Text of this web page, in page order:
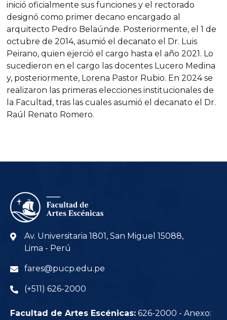
inició oficialmente sus funciones y el rectorado
designó como primer decano encargado al
arquitecto Pedro Belaúnde. Posteriormente, el 1 de
octubre de 2014, asumió el decanato el Dr. Luis
Peirano, quien ejerció el cargo hasta el año 2021. Lo
sucedieron en el cargo las docentes Lucero Medina
y, posteriormente, Lorena Pastor Rubio. En 2024 se
realizaron las primeras elecciones institucionales de
la Facultad, tras las cuales asumió el decanato el Dr.
Raúl Renato Romero.
Av. Universitaria 1801, San Miguel 15088,
Lima - Perú
fares@pucp.edu.pe
(+511) 626-2000
Facultad de Artes Escénicas: 626-2000 - Anexo: